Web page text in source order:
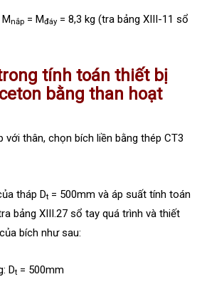
nắp = Mđáy = 8,3 kg (tra bảng XIII-11 sổ
tính toán thiết bị
bằng than hoạt
thân, chọn bích liền bằng thép CT3
tháp Dt = 500mm và áp suất tính toán
bảng XIII.27 sổ tay quá trình và thiết
bích như sau:
Dt = 500mm